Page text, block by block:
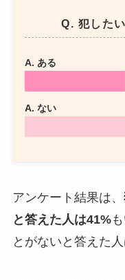
Q. 犯した
A. ある
A. ない
アンケート結果は、
と答えた人は41%
とがないと答えた人